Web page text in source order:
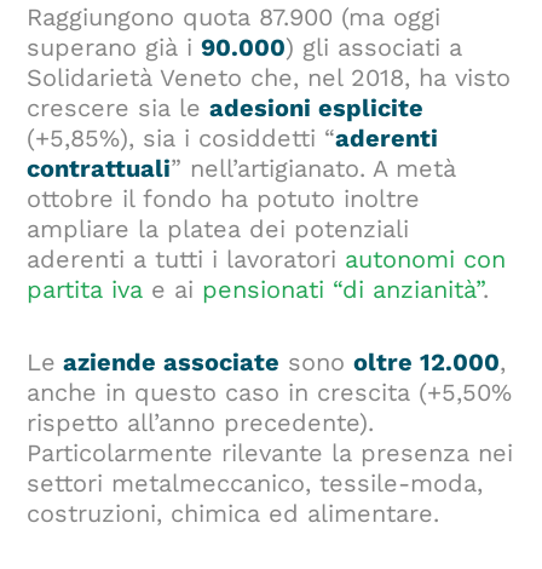
Raggiungono quota 87.900 (ma oggi
superano già i90.000) gli associati a
Solidarietà Veneto che, nel 2018, ha visto
crescere sia leadesioni esplicite
(+5,85%), sia i cosiddetti “aderenti
contrattuali” nell’artigianato. A metà
ottobre il fondo ha potuto inoltre
ampliare la platea dei potenziali
aderenti a tutti i lavoratori autonomi con
partita iva e ai pensionati “di anzianità”.
Le aziende associate sonooltre 12.000,
anche in questo caso in crescita (+5,50%
rispetto all’anno precedente).
Particolarmente rilevante la presenza nei
settori metalmeccanico, tessile-moda,
costruzioni, chimica ed alimentare.